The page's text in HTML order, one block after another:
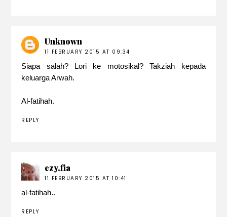
Unknown
11 FEBRUARY 2015 AT 09:34
Siapa salah? Lori ke motosikal? Takziah kepada
keluarga Arwah.
Al-fatihah.
REPLY
ezy.fia
11 FEBRUARY 2015 AT 10:41
al-fatihah..
REPLY